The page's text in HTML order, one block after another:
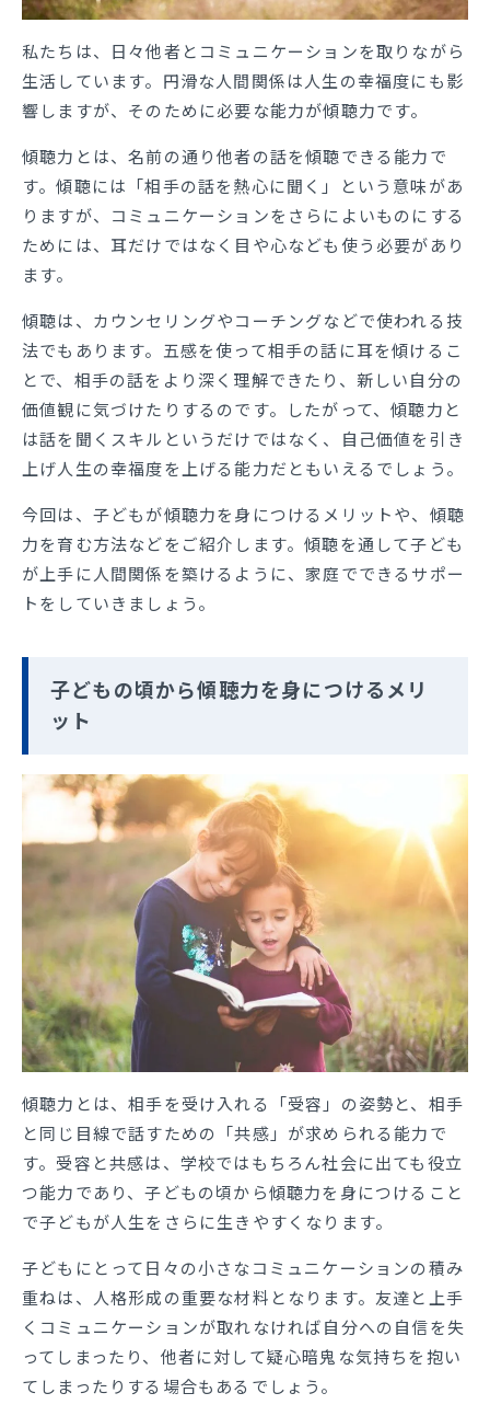
私たちは、日々他者とコミュニケーションを取りながら
生活しています。円滑な人間関係は人生の幸福度にも影
響しますが、そのために必要な能力が傾聴力です。
傾聴力とは、名前の通り他者の話を傾聴できる能力で
す。傾聴には「相手の話を熱心に聞く」という意味があ
りますが、コミュニケーションをさらによいものにする
ためには、耳だけではなく目や心なども使う必要があり
ます。
傾聴は、カウンセリングやコーチングなどで使われる技
法でもあります。五感を使って相手の話に耳を傾けるこ
とで、相手の話をより深く理解できたり、新しい自分の
価値観に気づけたりするのです。したがって、傾聴力と
は話を聞くスキルというだけではなく、自己価値を引き
上げ人生の幸福度を上げる能力だともいえるでしょう。
今回は、子どもが傾聴力を身につけるメリットや、傾聴
力を育む方法などをご紹介します。傾聴を通して子ども
が上手に人間関係を築けるように、家庭でできるサポー
トをしていきましょう。
子どもの頃から傾聴力を身につけるメリ
ット
傾聴力とは、相手を受け入れる「受容」の姿勢と、相手
と同じ目線で話すための「共感」が求められる能力で
す。受容と共感は、学校ではもちろん社会に出ても役立
つ能力であり、子どもの頃から傾聴力を身につけること
で子どもが人生をさらに生きやすくなります。
子どもにとって日々の小さなコミュニケーションの積み
重ねは、人格形成の重要な材料となります。友達と上手
くコミュニケーションが取れなければ自分への自信を失
ってしまったり、他者に対して疑心暗鬼な気持ちを抱い
てしまったりする場合もあるでしょう。